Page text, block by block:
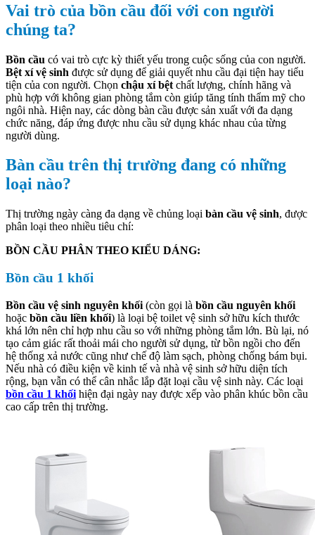
Vai trò của bồn cầu đối với con người
chúng ta?
Bồn cầu có vai trò cực kỳ thiết yếu trong cuộc sống của con người.
Bệt xí vệ sinh được sử dụng để giải quyết nhu cầu đại tiện hay tiểu
tiện của con người. Chọn chậu xí bệt chất lượng, chính hãng và
phù hợp với không gian phòng tắm còn giúp tăng tính thẩm mỹ cho
ngôi nhà. Hiện nay, các dòng bàn cầu được sản xuất với đa dạng
chức năng, đáp ứng được nhu cầu sử dụng khác nhau của từng
người dùng.
Bàn cầu trên thị trường đang có những
loại nào?
Thị trường ngày càng đa dạng về chủng loại bàn cầu vệ sinh, được
phân loại theo nhiều tiêu chí:
BỒN CẦU PHÂN THEO KIỂU DÁNG:
Bồn cầu 1 khối
Bồn cầu vệ sinh nguyên khối (còn gọi là bồn cầu nguyên khối
hoặc bồn cầu liền khối) là loại bệ toilet vệ sinh sở hữu kích thước
khá lớn nên chỉ hợp nhu cầu so với những phòng tắm lớn. Bù lại, nó
tạo cảm giác rất thoải mái cho người sử dụng, từ bồn ngồi cho đến
hệ thống xả nước cũng như chế độ làm sạch, phòng chống bám bụi.
Nếu nhà có điều kiện về kinh tế và nhà vệ sinh sở hữu diện tích
rộng, bạn vẫn có thể cân nhắc lắp đặt loại cầu vệ sinh này. Các loại
bồn cầu 1 khối hiện đại ngày nay được xếp vào phân khúc bồn cầu
cao cấp trên thị trường.